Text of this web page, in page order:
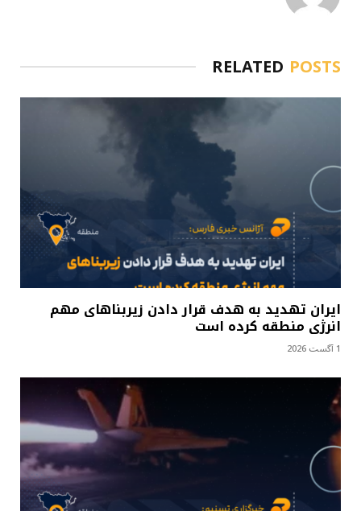
RELATED POSTS
ایران تهدید به هدف قرار دادن زیربناهای مهم
انرژی منطقه کرده است
1 آگست 2026